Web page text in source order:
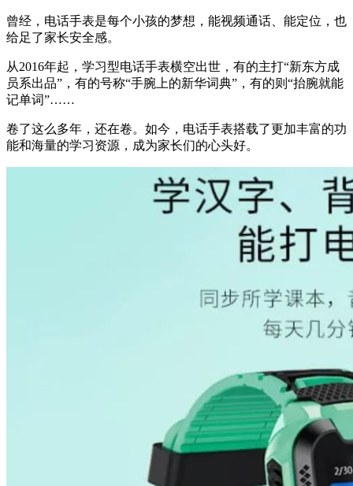
曾经，电话手表是每个小孩的梦想，能视频通话、能定位，也
给足了家长安全感。
从2016年起，学习型电话手表横空出世，有的主打“新东方成
员系出品”，有的号称“手腕上的新华词典”，有的则“抬腕就能
记单词”……
卷了这么多年，还在卷。如今，电话手表搭载了更加丰富的功
能和海量的学习资源，成为家长们的心头好。